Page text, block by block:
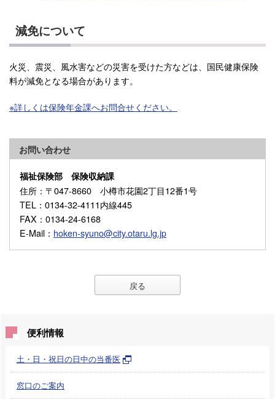
減免について
火災、震災、風水害などの災害を受けた方などは、国民健康保険
料が減免となる場合があります。
※詳しくは保険年金課へお問合せください。
お問い合わせ
福祉保険部 保険収納課
住所 ：〒047-8660 小樽市花園2丁目12番1号
TEL ：0134-32-4111内線445
FAX ：0134-24-6168
E-Mail ： hoken-syuno@city.otaru.lg.jp
戻る
便利情報
土・日・祝日の日中の当番医
窓口のご案内